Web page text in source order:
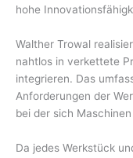
hohe
Walther Trowal
nahtlos in verkettete
integrieren. Das
Anforderungen der
bei der sich
Da jedes Werkstück